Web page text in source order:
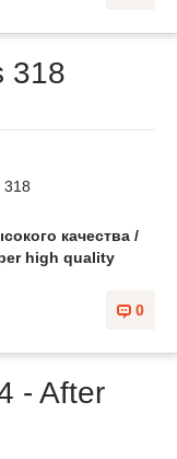
318
качества /
high quality
0
- After